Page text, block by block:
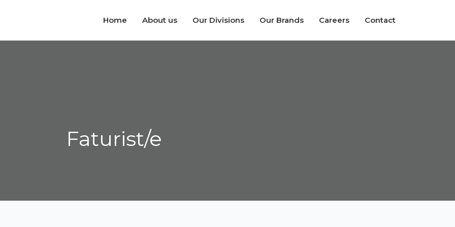
Home About us Our Divisions Our Brands Careers Contact
Faturist/e